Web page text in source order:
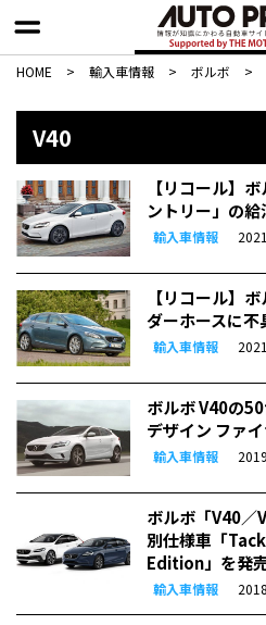
HOME > 輸入車情報 > ボルボ >
V40
【リコール】
ントリー」の
輸入車情報
【リコール】
ダーホースに不
輸入車情報
ボルボ V40の
デザイン ファ
輸入車情報
ボルボ「V40／
別仕様車「
Edition」を発
輸入車情報